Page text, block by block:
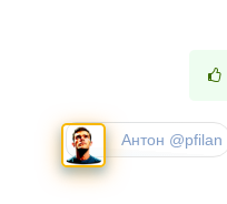
Антон @pfilan